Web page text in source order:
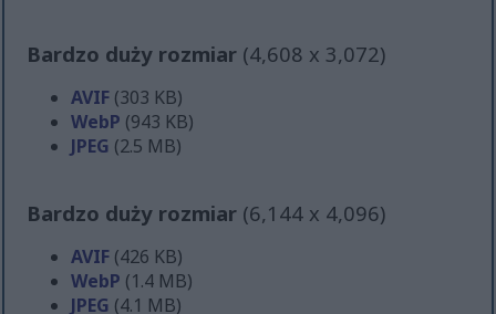
Bardzo duży rozmiar (4,608 x 3,072)
AVIF (303 KB)
WebP (943 KB)
JPEG (2.5 MB)
Bardzo duży rozmiar (6,144 x 4,096)
AVIF (426 KB)
WebP (1.4 MB)
JPEG (4.1 MB)